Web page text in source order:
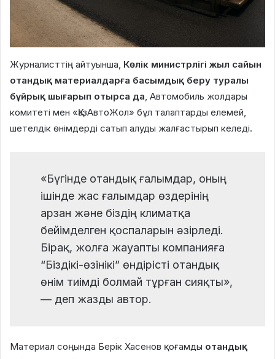
Журналисттің айтуынша, Көлік министрлігі жыл сайын
отандық материалдарға басымдық беру туралы
бұйрық шығарып отырса да, Автомобиль жолдары
комитеті мен «ҚазАвтоЖол» бұл талаптарды елемей,
шетелдік өнімдерді сатып алуды жалғастырып келеді.
«Бүгінде отандық ғалымдар, оның
ішінде жас ғалымдар өздерінің
арзан және біздің климатқа
бейімделген қоспаларын әзірледі.
Бірақ, жолға жауапты компанияға
“Біздікі-өзінікі” өндірісті отандық
өнім тиімді болмай тұрған сияқты»,
— деп жазды автор.
Материал соңында Берік Хасенов қоғамды отандық